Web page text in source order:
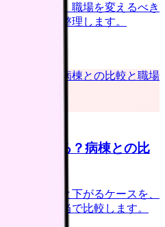
る問題か、職場を変えるべき
注意点を整理します。
料は上がる？病棟との比
るケースと下がるケースを、
候補・手当で比較します。